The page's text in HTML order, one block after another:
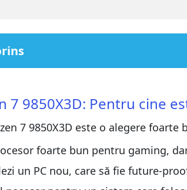
AMD Ryzen 7 9850X3D
Ryzen 7 9850X3D vs. Ryzen 7 9800X3D
oferă AMD Ryzen 7 9850X3D în utilizarea
de productivitate
AMD Ryzen 7 9850X3D
Ryzen 7 9850X3D vs. Ryzen 7 9800X3D
oferă AMD Ryzen 7 9850X3D în utilizarea
7 9850X3D: Pentru cine
7 9850X3D este o alegere foarte
foarte bun pentru gaming,
un PC nou, care să fie future-